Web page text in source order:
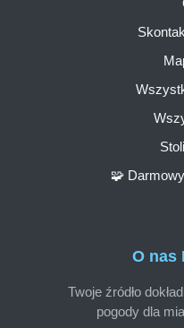
O nas
Twoje źródło
pogody dla
🧩